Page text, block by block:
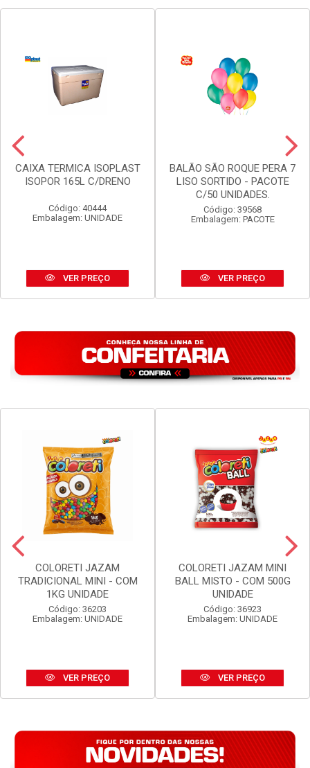
CAIXA TERMICA ISOPLAST
ISOPOR 165L C/DRENO
Código: 40444
Embalagem: UNIDADE
VER PREÇO
BALÃO SÃO ROQUE PERA 7
LISO SORTIDO - PACOTE
C/50 UNIDADES.
Código: 39568
Embalagem: PACOTE
VER PREÇO
COLORETI JAZAM
TRADICIONAL MINI - COM
1KG UNIDADE
Código: 36203
Embalagem: UNIDADE
VER PREÇO
COLORETI JAZAM MINI
BALL MISTO - COM 500G
UNIDADE
Código: 36923
Embalagem: UNIDADE
VER PREÇO